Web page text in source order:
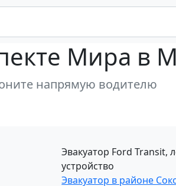
Мира в
напрямую водителю
Эвакуатор Ford Transit,
устройство
Эвакуатор в районе